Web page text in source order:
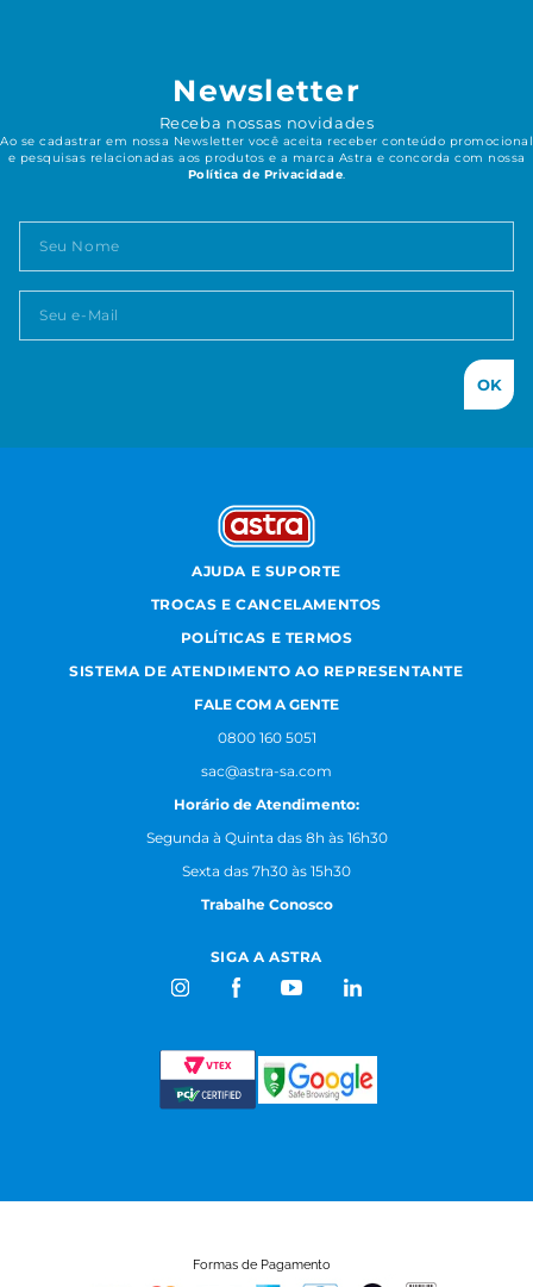
Newsletter
Receba nossas novidades
Ao se cadastrar em nossa Newsletter você aceita receber conteúdo promocional
e pesquisas relacionadas aos produtos e a marca Astra e concorda com nossa
Política de Privacidade.
OK
AJUDA E SUPORTE
TROCAS E CANCELAMENTOS
POLÍTICAS E TERMOS
SISTEMA DE ATENDIMENTO AO REPRESENTANTE
FALE COM A GENTE
0800 160 5051
sac@astra-sa.com
Horário de Atendimento:
Segunda à Quinta das 8h às 16h30
Sexta das 7h30 às 15h30
Trabalhe Conosco
SIGA A ASTRA
Formas de Pagamento